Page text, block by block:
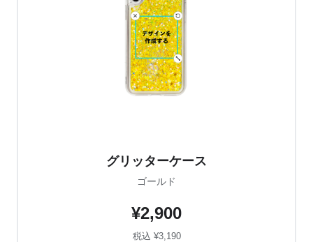
グリッターケース
ゴールド
¥2,900
税込 ¥3,190